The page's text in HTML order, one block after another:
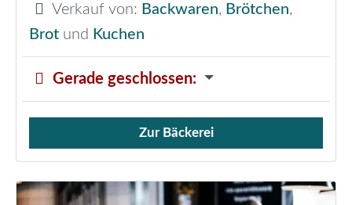
Verkauf von: Backwaren, Brötchen,
Brot und Kuchen
Gerade geschlossen:
Verkauf von Brötchen,
Zur Bäckerei